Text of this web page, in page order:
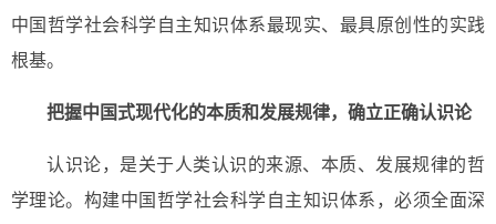
中国哲学社会科学自主知识体系最现实、最具原创性的实践
根基。
把握中国式现代化的本质和发展规律，确立正确认识论
认识论，是关于人类认识的来源、本质、发展规律的哲
学理论。构建中国哲学社会科学自主知识体系，必须全面深